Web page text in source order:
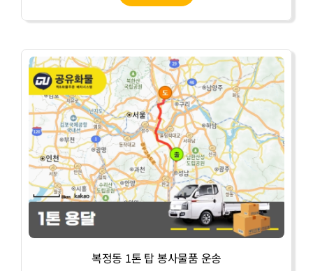
복정동 1톤 탑 봉사물품 운송